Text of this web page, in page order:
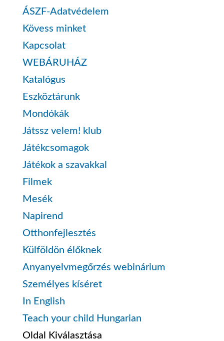
ÁSZF-Adatvédelem
Kövess minket
Kapcsolat
WEBÁRUHÁZ
Katalógus
Eszköztárunk
Mondókák
Játssz velem! klub
Játékcsomagok
Játékok a szavakkal
Filmek
Mesék
Napirend
Otthonfejlesztés
Külföldön élőknek
Anyanyelvmegőrzés webinárium
Személyes kíséret
In English
Teach your child Hungarian
Oldal Kiválasztása